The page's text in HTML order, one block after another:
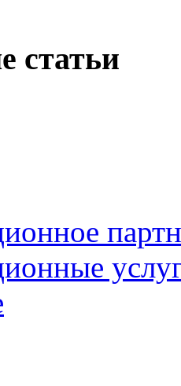
статьи